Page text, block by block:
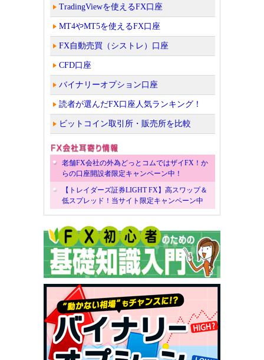
TradingViewを使えるFX口座
MT4やMT5を使えるFX口座
FX自動売買（シストレ）口座
CFD口座
バイナリーオプション口座
読者が選んだFX口座人気ランキング！
ビットコイン取引所・販売所を比較
老舗FX会社の外為どっとコムではザイFX！か
らの口座開設者限定キャンペーン中！
【トレイダーズ証券LIGHT FX】高スワップ＆
低スプレッド！当サイト限定キャンペーン中